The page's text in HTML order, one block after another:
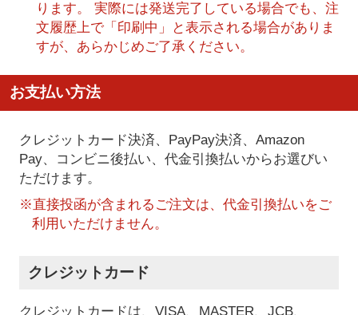
ります。 実際には発送完了している場合でも、注
文履歴上で「印刷中」と表示される場合がありま
すが、あらかじめご了承ください。
お支払い方法
クレジットカード決済、PayPay決済、Amazon
Pay、コンビニ後払い、代金引換払いからお選びい
ただけます。
※直接投函が含まれるご注文は、代金引換払いをご
利用いただけません。
クレジットカード
クレジットカードは、VISA、MASTER、JCB、